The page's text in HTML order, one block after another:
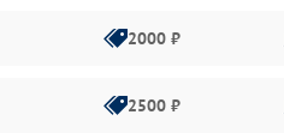
2000 ₽
2500 ₽